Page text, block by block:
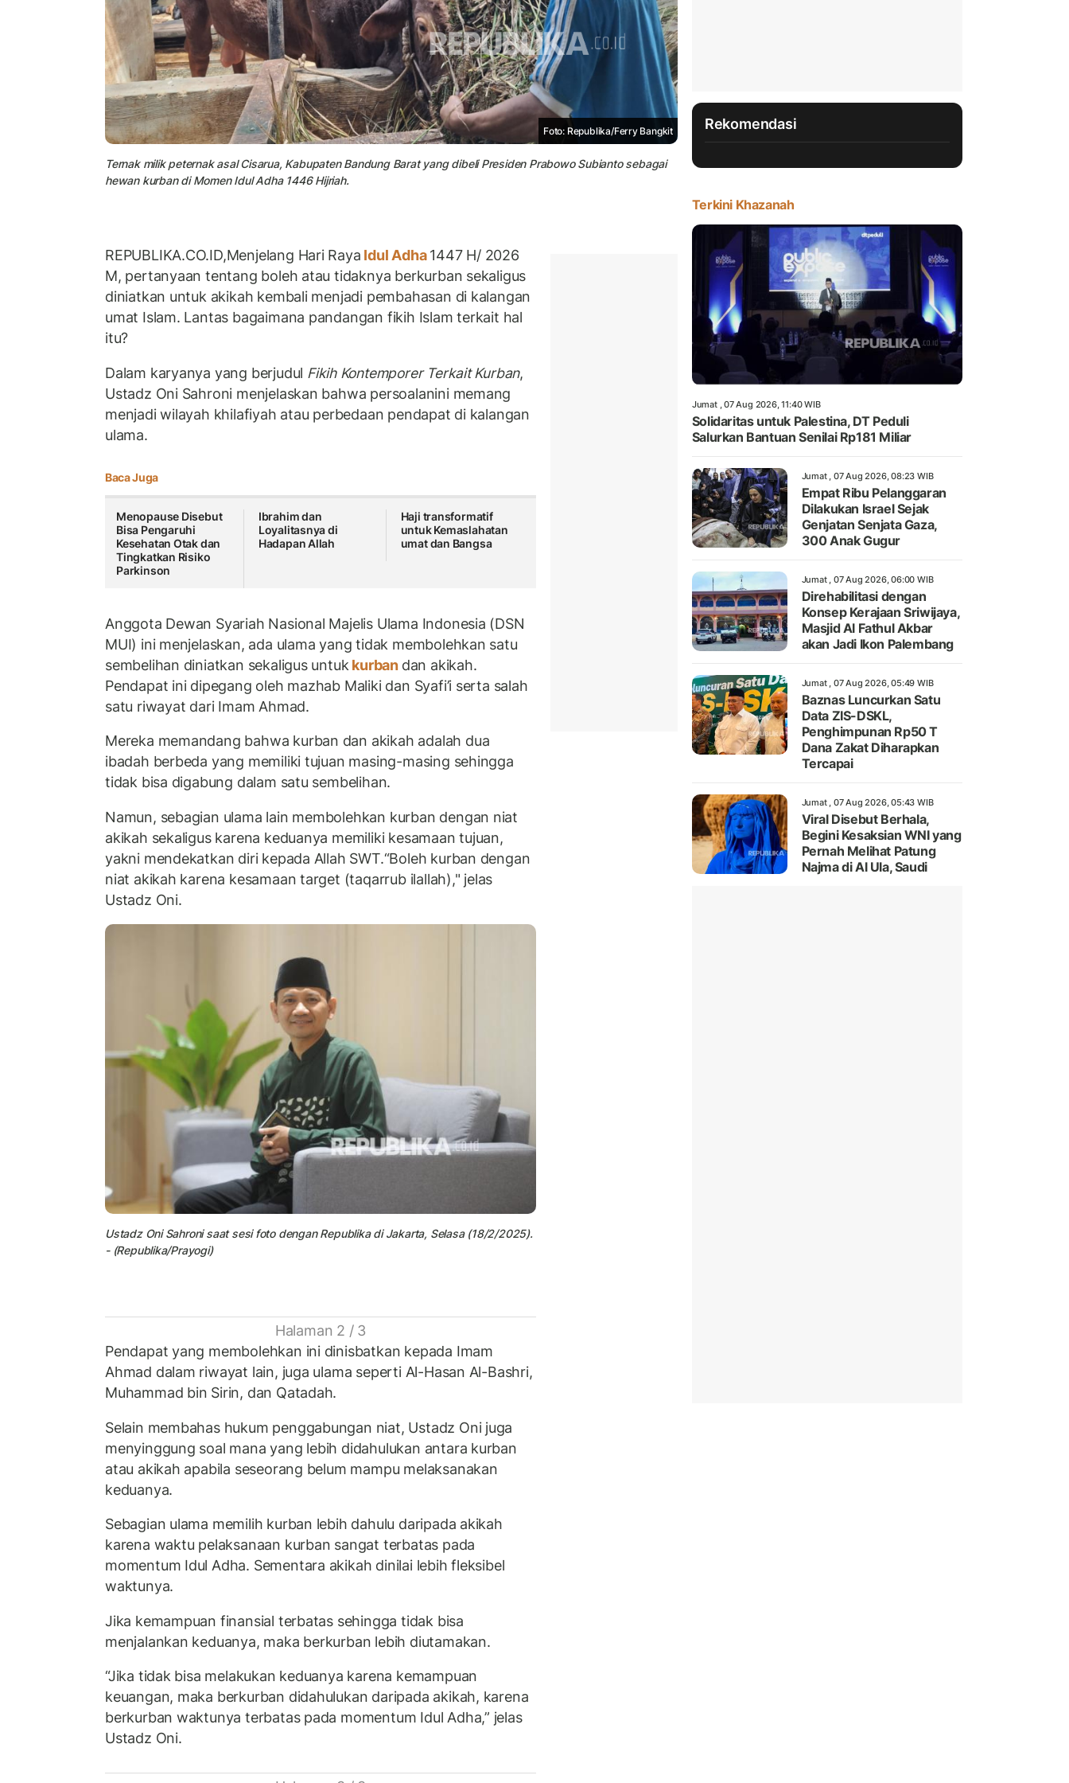
Foto: Republika/Ferry Bangkit
Ternak milik peternak asal Cisarua, Kabupaten Bandung Barat yang dibeli Presiden Prabowo Subianto sebagai
hewan kurban di Momen Idul Adha 1446 Hijriah.
REPUBLIKA.CO.ID,Menjelang Hari Raya Idul Adha1447 H/ 2026
M, pertanyaan tentang boleh atau tidaknya berkurban sekaligus
diniatkan untuk akikah kembali menjadi pembahasan di kalangan
umat Islam. Lantas bagaimana pandangan fikih Islam terkait hal
itu?
Dalam karyanya yang berjudul Fikih Kontemporer Terkait Kurban,
Ustadz Oni Sahroni menjelaskan bahwa persoalanini memang
menjadi wilayah khilafiyah atau perbedaan pendapat di kalangan
ulama.
Baca Juga
Menopause Disebut
Bisa Pengaruhi
Kesehatan Otak dan
Tingkatkan Risiko
Parkinson
Ibrahim dan
Loyalitasnya di
Hadapan Allah
Haji transformatif
untuk Kemaslahatan
umat dan Bangsa
Anggota Dewan Syariah Nasional Majelis Ulama Indonesia (DSN
MUI) ini menjelaskan, ada ulama yang tidak membolehkan satu
sembelihan diniatkan sekaligus untuk kurban dan akikah.
Pendapat ini dipegang oleh mazhab Maliki dan Syafi’i serta salah
satu riwayat dari Imam Ahmad.
Mereka memandang bahwa kurban dan akikah adalah dua
ibadah berbeda yang memiliki tujuan masing-masing sehingga
tidak bisa digabung dalam satu sembelihan.
Namun, sebagian ulama lain membolehkan kurban dengan niat
akikah sekaligus karena keduanya memiliki kesamaan tujuan,
yakni mendekatkan diri kepada Allah SWT.“Boleh kurban dengan
niat akikah karena kesamaan target (taqarrub ilallah)," jelas
Ustadz Oni.
Ustadz Oni Sahroni saat sesi foto dengan Republika di Jakarta, Selasa (18/2/2025).
- (Republika/Prayogi)
Halaman 2 / 3
Pendapat yang membolehkan ini dinisbatkan kepada Imam
Ahmad dalam riwayat lain, juga ulama seperti Al-Hasan Al-Bashri,
Muhammad bin Sirin, dan Qatadah.
Selain membahas hukum penggabungan niat, Ustadz Oni juga
menyinggung soal mana yang lebih didahulukan antara kurban
atau akikah apabila seseorang belum mampu melaksanakan
keduanya.
Sebagian ulama memilih kurban lebih dahulu daripada akikah
karena waktu pelaksanaan kurban sangat terbatas pada
momentum Idul Adha. Sementara akikah dinilai lebih fleksibel
waktunya.
Jika kemampuan finansial terbatas sehingga tidak bisa
menjalankan keduanya, maka berkurban lebih diutamakan.
“Jika tidak bisa melakukan keduanya karena kemampuan
keuangan, maka berkurban didahulukan daripada akikah, karena
berkurban waktunya terbatas pada momentum Idul Adha,” jelas
Ustadz Oni.
Rekomendasi
Terkini Khazanah
Jumat , 07 Aug 2026, 11:40 WIB
Solidaritas untuk Palestina, DT Peduli
Salurkan Bantuan Senilai Rp181 Miliar
Jumat , 07 Aug 2026, 08:23 WIB
Empat Ribu Pelanggaran
Dilakukan Israel Sejak
Genjatan Senjata Gaza,
300 Anak Gugur
Jumat , 07 Aug 2026, 06:00 WIB
Direhabilitasi dengan
Konsep Kerajaan Sriwijaya,
Masjid Al Fathul Akbar
akan Jadi Ikon Palembang
Jumat , 07 Aug 2026, 05:49 WIB
Baznas Luncurkan Satu
Data ZIS-DSKL,
Penghimpunan Rp50 T
Dana Zakat Diharapkan
Tercapai
Jumat , 07 Aug 2026, 05:43 WIB
Viral Disebut Berhala,
Begini Kesaksian WNI yang
Pernah Melihat Patung
Najma di Al Ula, Saudi